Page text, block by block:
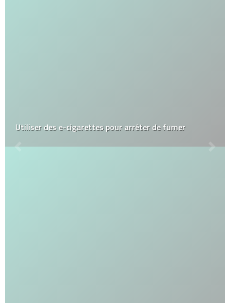
Utiliser des e-cigarettes pour arrêter de fumer